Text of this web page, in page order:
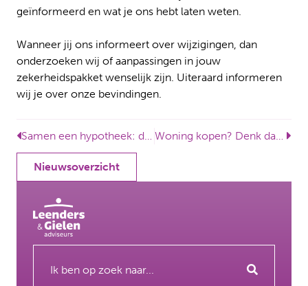
geïnformeerd en wat je ons hebt laten weten.
Wanneer jij ons informeert over wijzigingen, dan
onderzoeken wij of aanpassingen in jouw
zekerheidspakket wenselijk zijn. Uiteraard informeren
wij je over onze bevindingen.
Samen een hypotheek: denk ook na over morgen Woning kopen? Denk dan tijdig aan rechtsbijstandverzekering
Nieuwsoverzicht